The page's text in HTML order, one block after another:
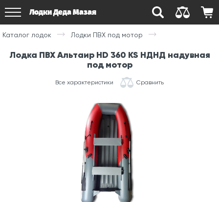
Лодки Деда Мазая
Каталог лодок Лодки ПВХ под мотор
Лодка ПВХ Альтаир HD 360 KS НДНД надувная
под мотор
Все характеристики Сравнить